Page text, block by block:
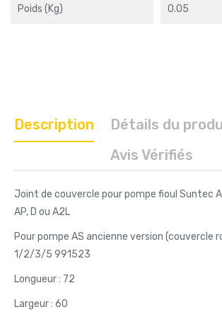
Poids (kg) 0.05
Description
Détails du
Avis Vérifiés
Joint de couvercle pour pompe fioul Suntec
AP, D ou A2L
Pour pompe AS ancienne version (couvercle
1/2/3/5 991523
Longueur : 72
Largeur : 60